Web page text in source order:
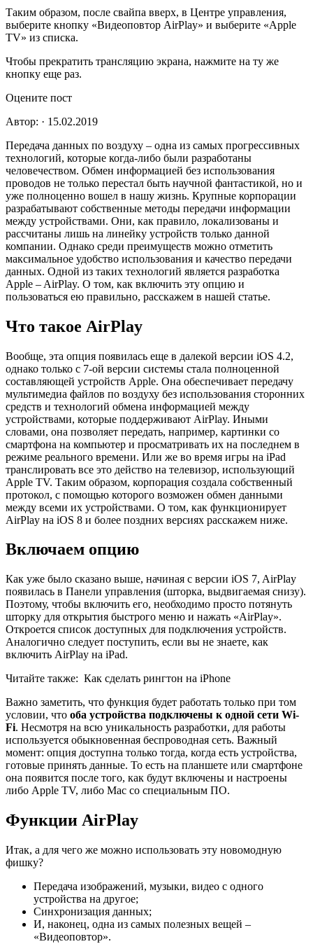
Таким образом, после свайпа вверх, в Центре управления,
выберите кнопку «Видеоповтор AirPlay» и выберите «Apple
TV» из списка.
Чтобы прекратить трансляцию экрана, нажмите на ту же
кнопку еще раз.
Оцените пост
Автор: · 15.02.2019
Передача данных по воздуху – одна из самых прогрессивных
технологий, которые когда-либо были разработаны
человечеством. Обмен информацией без использования
проводов не только перестал быть научной фантастикой, но и
уже полноценно вошел в нашу жизнь. Крупные корпорации
разрабатывают собственные методы передачи информации
между устройствами. Они, как правило, локализованы и
рассчитаны лишь на линейку устройств только данной
компании. Однако среди преимуществ можно отметить
максимальное удобство использования и качество передачи
данных. Одной из таких технологий является разработка
Apple – AirPlay. О том, как включить эту опцию и
пользоваться ею правильно, расскажем в нашей статье.
Что такое AirPlay
Вообще, эта опция появилась еще в далекой версии iOS 4.2,
однако только с 7-ой версии системы стала полноценной
составляющей устройств Apple. Она обеспечивает передачу
мультимедиа файлов по воздуху без использования сторонних
средств и технологий обмена информацией между
устройствами, которые поддерживают AirPlay. Иными
словами, она позволяет передать, например, картинки со
смартфона на компьютер и просматривать их на последнем в
режиме реального времени. Или же во время игры на iPad
транслировать все это действо на телевизор, использующий
Apple TV. Таким образом, корпорация создала собственный
протокол, с помощью которого возможен обмен данными
между всеми их устройствами. О том, как функционирует
AirPlay на iOS 8 и более поздних версиях расскажем ниже.
Включаем опцию
Как уже было сказано выше, начиная с версии iOS 7, AirPlay
появилась в Панели управления (шторка, выдвигаемая снизу).
Поэтому, чтобы включить его, необходимо просто потянуть
шторку для открытия быстрого меню и нажать «AirPlay».
Откроется список доступных для подключения устройств.
Аналогично следует поступить, если вы не знаете, как
включить AirPlay на iPad.
Читайте также: Как сделать рингтон на iPhone
Важно заметить, что функция будет работать только при том
условии, что оба устройства подключены к одной сети Wi-
Fi. Несмотря на всю уникальность разработки, для работы
используется обыкновенная беспроводная сеть. Важный
момент: опция доступна только тогда, когда есть устройства,
готовые принять данные. То есть на планшете или смартфоне
она появится после того, как будут включены и настроены
либо Apple TV, либо Mac со специальным ПО.
Функции AirPlay
Итак, а для чего же можно использовать эту новомодную
фишку?
Передача изображений, музыки, видео с одного
устройства на другое;
Синхронизация данных;
И, наконец, одна из самых полезных вещей –
«Видеоповтор».